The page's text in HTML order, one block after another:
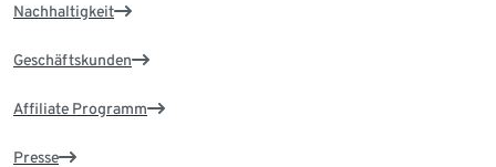
Nachhaltigkeit
Geschäftskunden
Affiliate Programm
Presse